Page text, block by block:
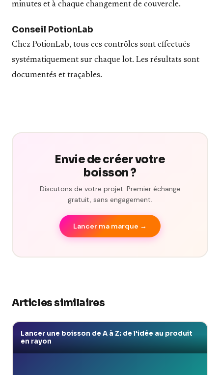
minutes et à chaque changement de couvercle.
Conseil PotionLab
Chez PotionLab, tous ces contrôles sont effectués
systématiquement sur chaque lot. Les résultats sont
documentés et traçables.
Envie de créer votre
boisson ?
Discutons de votre projet. Premier échange
gratuit, sans engagement.
Lancer ma marque →
Articles similaires
Lancer une boisson de A à Z: de l'idée au produit
en rayon